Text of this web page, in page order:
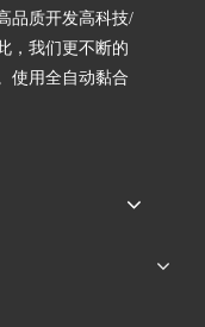
品质开发高科技/
，我们更不断的
使用全自动黏合